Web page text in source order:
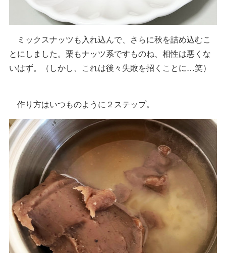
ミックスナッツも入れ込んで、さらに秋を詰め込むこ
とにしました。栗もナッツ系ですものね、相性は悪くな
いはず。（しかし、これは後々失敗を招くことに…笑）
作り方はいつものように２ステップ。